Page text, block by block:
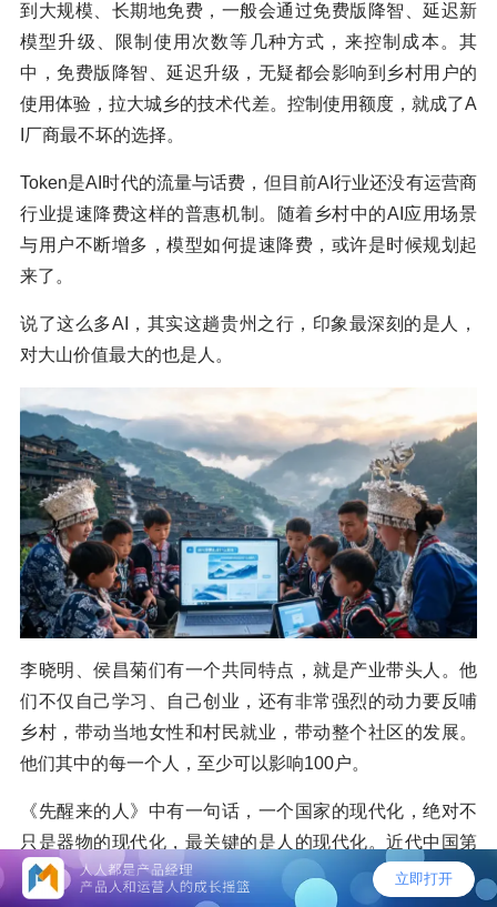
到大规模、长期地免费，一般会通过免费版降智、延迟新
模型升级、限制使用次数等几种方式，来控制成本。其
中，免费版降智、延迟升级，无疑都会影响到乡村用户的
使用体验，拉大城乡的技术代差。控制使用额度，就成了A
I厂商最不坏的选择。
Token是AI时代的流量与话费，但目前AI行业还没有运营商
行业提速降费这样的普惠机制。随着乡村中的AI应用场景
与用户不断增多，模型如何提速降费，或许是时候规划起
来了。
说了这么多AI，其实这趟贵州之行，印象最深刻的是人，
对大山价值最大的也是人。
李晓明、侯昌菊们有一个共同特点，就是产业带头人。他
们不仅自己学习、自己创业，还有非常强烈的动力要反哺
乡村，带动当地女性和村民就业，带动整个社区的发展。
他们其中的每一个人，至少可以影响100户。
《先醒来的人》中有一句话，一个国家的现代化，绝对不
只是器物的现代化，最关键的是人的现代化。近代中国第
一批睁眼看世界的留学生，在工矿、铁路、电报、海军、